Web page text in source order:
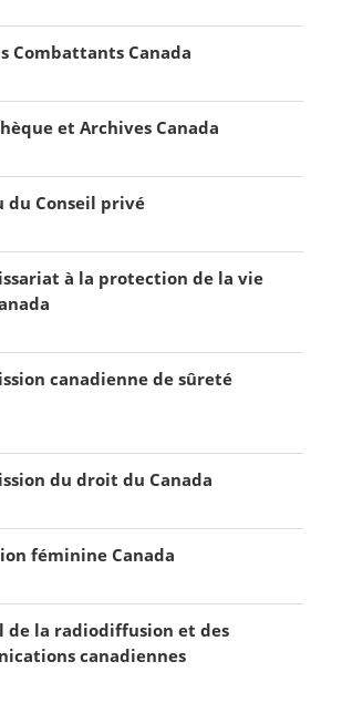
Combattants Canada
et Archives Canada
Conseil privé
à la protection de la vie
canadienne de sûreté
du droit du Canada
féminine Canada
de la radiodiffusion et des
canadiennes